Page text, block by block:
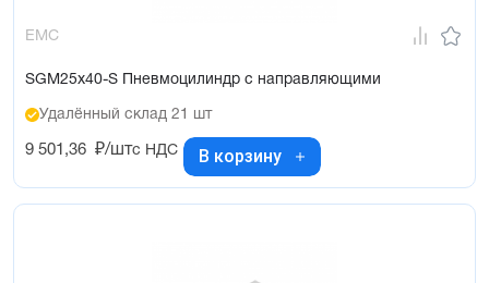
EMC
SGM25x40-S Пневмоцилиндр с направляющими
Удалённый склад 21 шт
9 501,36 ₽/штс НДС В корзину